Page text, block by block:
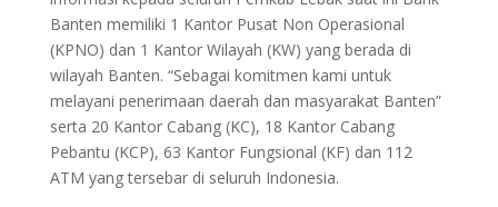
Banten memiliki 1 Kantor Pusat Non Operasional
(KPNO) dan 1 Kantor Wilayah (KW) yang berada di
wilayah Banten. “Sebagai komitmen kami untuk
melayani penerimaan daerah dan masyarakat Banten”
serta 20 Kantor Cabang (KC), 18 Kantor Cabang
Pebantu (KCP), 63 Kantor Fungsional (KF) dan 112
ATM yang tersebar di seluruh Indonesia.